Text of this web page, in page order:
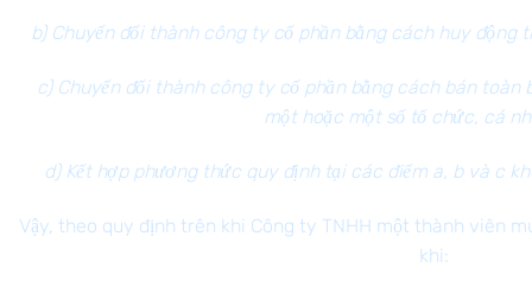
b) Chuyển đổi thành công ty cổ phần bằng cách huy động
c) Chuyển đổi thành công ty cổ phần bằng cách bán toàn
một hoặc một số tổ chức, cá
d) Kết hợp phương thức quy định tại các điểm a, b và c
Vậy, theo quy định trên khi Công ty TNHH một thành viên
khi: